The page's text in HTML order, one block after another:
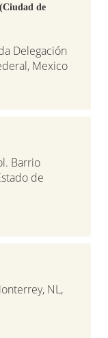
de
Delegación
Mexico
Barrio
de
NL,